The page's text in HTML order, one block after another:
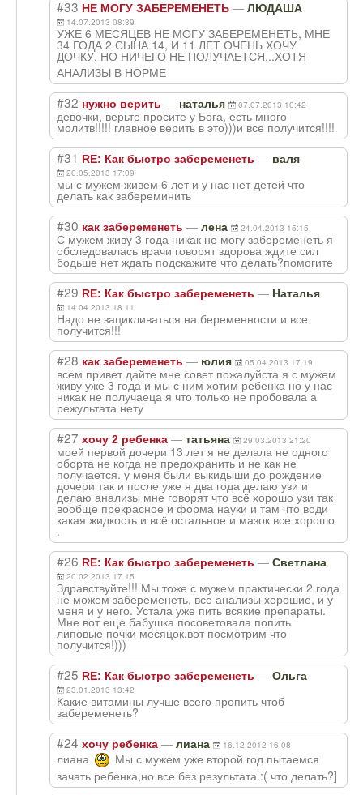
#33 НЕ МОГУ ЗАБЕРЕМЕНЕТЬ — ЛЮДАША
14.07.2013 08:39
УЖЕ 6 МЕСЯЦЕВ НЕ МОГУ ЗАБЕРЕМЕНЕТЬ, МНЕ
34 ГОДА 2 СЫНА 14, И 11 ЛЕТ ОЧЕНЬ ХОЧУ
ДОЧКУ, НО НИЧЕГО НЕ ПОЛУЧАЕТСЯ...ХОТЯ
АНАЛИЗЫ В НОРМЕ
#32 нужно верить — наталья 07.07.2013 10:42
девочки, верьте просите у Бога, есть много
молитв!!!!! главное верить в это)))и все получится!!!!
#31 RE: Как быстро забеременеть — валя
20.05.2013 17:09
мы с мужем живем 6 лет и у нас нет детей что
делать как забереминить
#30 как забеременеть — лена 24.04.2013 15:15
С мужем живу 3 года никак не могу забеременеть я
обследовалась врачи говорят здорова ждите сил
бодьше нет ждать подскажите что делать?помогите
#29 RE: Как быстро забеременеть — Наталья
14.04.2013 18:11
Надо не зацикливаться на беременности и все
получится!!!
#28 как забеременеть — юлия 05.04.2013 17:19
всем привет дайте мне совет пожалуйста я с мужем
живу уже 3 года и мы с ним хотим ребенка но у нас
никак не получаеца я что только не пробовала а
режультата нету
#27 хочу 2 ребенка — татьяна 29.03.2013 21:20
моей первой дочери 13 лет я не делала не одного
оборта не когда не предохранить и не как не
получается. у меня были выкидыши до рождение
дочери так и после уже я два года делаю узи и
делаю анализы мне говорят что всё хорошо узи так
вообще прекрасное и форма науки и там что води
какая жидкость и всё остальное и мазок все хорошо
.
#26 RE: Как быстро забеременеть — Светлана
20.02.2013 17:15
Здравствуйте!!! Мы тоже с мужем практически 2 года
не можем забеременеть, все анализы хорошие, и у
меня и у него. Устала уже пить всякие препараты.
Мне вот еще бабушка посоветовала попить
липовые почки месяцок,вот посмотрим что
получится!)))
#25 RE: Как быстро забеременеть — Ольга
23.01.2013 13:42
Какие витамины лучше всего пропить чтоб
забеременеть?
#24 хочу ребенка — лиана 16.12.2012 16:08
лиана
Мы с мужем уже второй год пытаемся
зачать ребенка,но все без результата.:( что делать?]